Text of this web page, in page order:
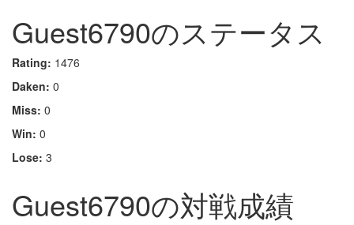
Guest6790のステータス
Rating: 1476
Daken: 0
Miss: 0
Win: 0
Lose: 3
Guest6790の対戦成績